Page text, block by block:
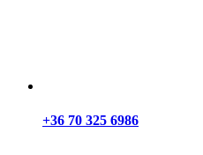
+36 70 325 6986